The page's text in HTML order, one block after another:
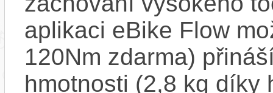
aplikaci eBike Flow
120Nm zdarma)
hmotnosti (2,8 kg díky